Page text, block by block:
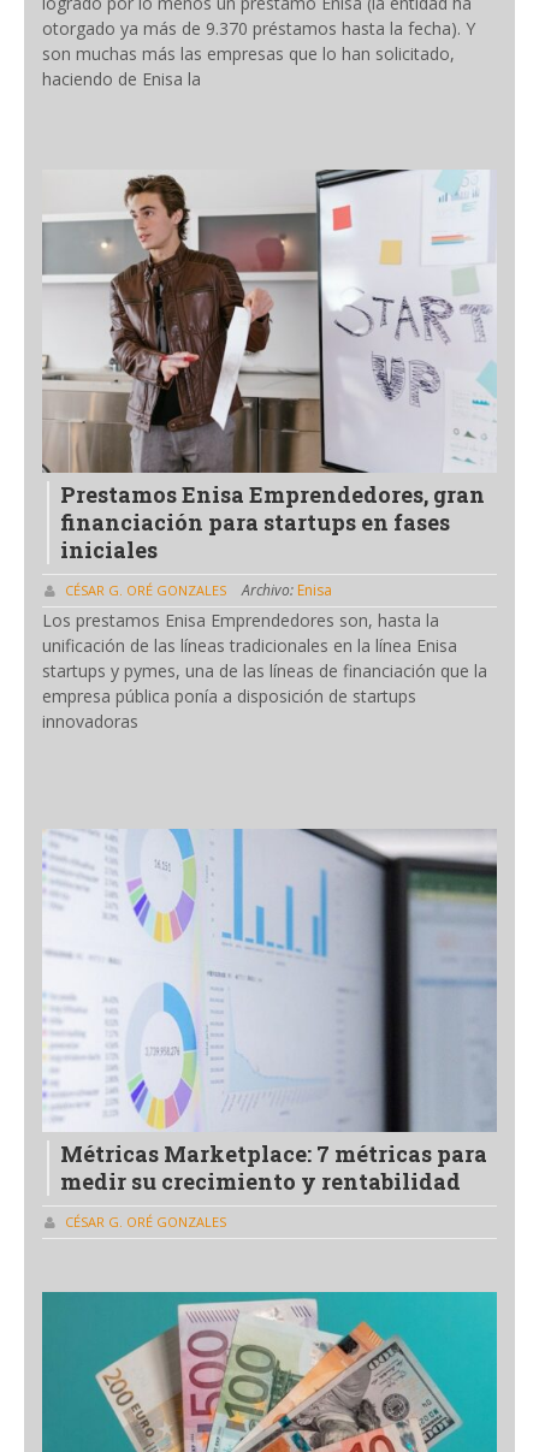
otorgado ya más de 9.370 préstamos hasta la fecha). Y
son muchas más las empresas que lo han solicitado,
haciendo de Enisa la
Prestamos Enisa Emprendedores, gran
financiación para startups en fases
iniciales
CÉSAR G. ORÉ GONZALES Archivo: Enisa
Los prestamos Enisa Emprendedores son, hasta la
unificación de las líneas tradicionales en la línea Enisa
startups y pymes, una de las líneas de financiación que la
empresa pública ponía a disposición de startups
innovadoras
Métricas Marketplace: 7 métricas para
medir su crecimiento y rentabilidad
CÉSAR G. ORÉ GONZALES